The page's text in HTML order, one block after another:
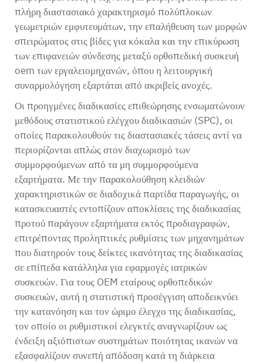
πλήρη διαστασιακό χαρακτηρισμό πολύπλοκων
γεωμετριών εμφυτευμάτων, την επαλήθευση των μορφών
σπειρώματος στις βίδες για κόκαλα και την επικύρωση
των επιφανειών σύνδεσης μεταξύορθοπεδική συσκευή
oem των εργαλειομηχανών, όπου η λειτουργική
συναρμολόγηση εξαρτάται από ακριβείς ανοχές.
Οι προηγμένες διαδικασίες επιθεώρησης ενσωματώνουν
μεθόδους στατιστικού ελέγχου διαδικασιών (SPC), οι
οποίες παρακολουθούν τις διαστασιακές τάσεις αντί να
περιορίζονται απλώς στον διαχωρισμό των
συμμορφούμενων από τα μη συμμορφούμενα
εξαρτήματα. Με την παρακολούθηση κλειδιών
χαρακτηριστικών σε διαδοχικά παρτίδα παραγωγής, οι
κατασκευαστές εντοπίζουν αποκλίσεις της διαδικασίας
προτού παράγουν εξαρτήματα εκτός προδιαγραφών,
επιτρέποντας προληπτικές ρυθμίσεις των μηχανημάτων
που διατηρούν τους δείκτες ικανότητας της διαδικασίας
σε επίπεδα κατάλληλα για εφαρμογές ιατρικών
συσκευών. Για τους OEM εταίρους ορθοπεδικών
συσκευών, αυτή η στατιστική προσέγγιση αποδεικνύει
την κατανόηση και τον ώριμο έλεγχο της διαδικασίας,
τον οποίο οι ρυθμιστικοί ελεγκτές αναγνωρίζουν ως
ένδειξη αξιόπιστων συστημάτων ποιότητας ικανών να
εξασφαλίζουν συνεπή απόδοση κατά τη διάρκεια